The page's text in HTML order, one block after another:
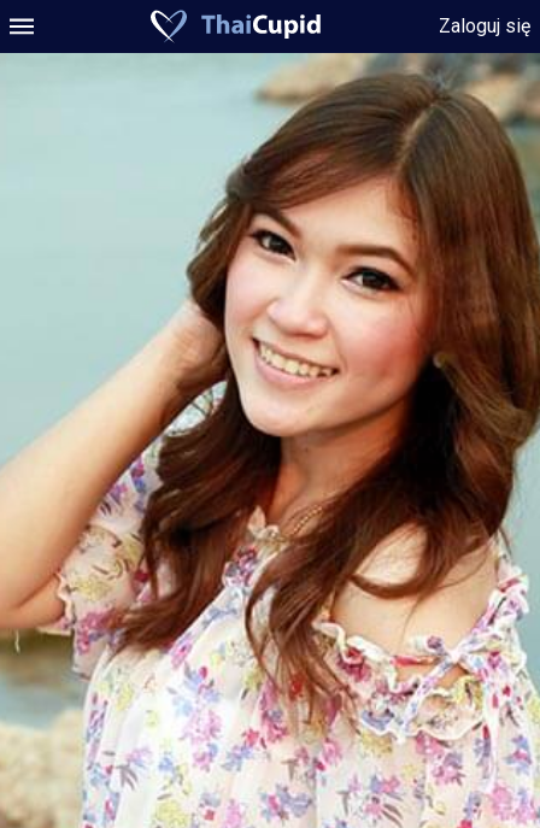
Zaloguj się